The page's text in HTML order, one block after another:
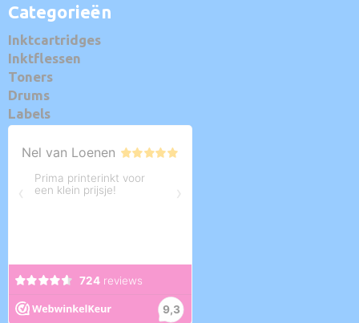
Categorieën
Inktcartridges
Inktflessen
Toners
Drums
Labels